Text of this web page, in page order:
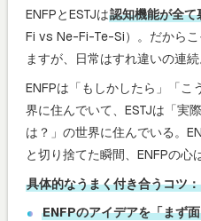
ENFPとESTJは認知機能が全て
Fi vs Ne-Fi-Te-Si）。だから
ますが、日常はすれ違いの連続
ENFPは「もしかしたら」「こ
界に住んでいて、ESTJは「実
は？」の世界に住んでいる。
と切り捨てた瞬間、ENFPの心
具体的なうまく付き合うコツ：
ENFPのアイデアを「まず